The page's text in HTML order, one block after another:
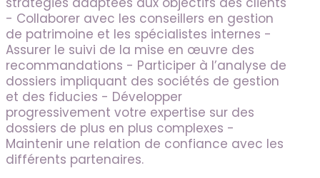
- Collaborer avec les conseillers en gestion
de patrimoine et les spécialistes internes -
Assurer le suivi de la mise en œuvre des
recommandations - Participer à l’analyse de
dossiers impliquant des sociétés de gestion
et des fiducies - Développer
progressivement votre expertise sur des
dossiers de plus en plus complexes -
Maintenir une relation de confiance avec les
différents partenaires.